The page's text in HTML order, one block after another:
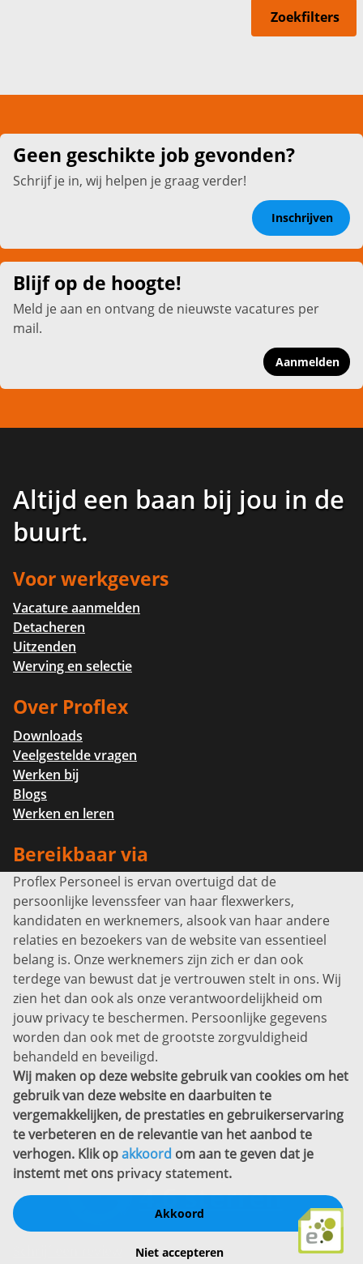
Zoekfilters
Geen geschikte job gevonden?
Schrijf je in, wij helpen je graag verder!
Inschrijven
Blijf op de hoogte!
Meld je aan en ontvang de nieuwste vacatures per
mail.
Aanmelden
Altijd een baan bij jou in de
buurt.
Voor werkgevers
Vacature aanmelden
Detacheren
Uitzenden
Werving en selectie
Over Proflex
Downloads
Veelgestelde vragen
Werken bij
Blogs
Werken en leren
Bereikbaar via
Info@proflexpersoneel.nl
Bel ons:+31 (0)85 0450040
Prins Willem-Alexanderlaan 301
7311 SW Apeldoorn
Disclaimer
Privacyverklaring
Sitemap
Copyright
Bekijk ook eens
Proflex Personeel is ervan overtuigd dat de
persoonlijke levenssfeer van haar flexwerkers,
kandidaten en werknemers, alsook van haar andere
relaties en bezoekers van de website van essentieel
belang is. Onze werknemers zijn zich er dan ook
terdege van bewust dat je vertrouwen stelt in ons. Wij
zien het dan ook als onze verantwoordelijkheid om
jouw privacy te beschermen. Persoonlijke gegevens
worden dan ook met de grootste zorgvuldigheid
behandeld en beveiligd.
Wij maken op deze website gebruik van cookies om het
gebruik van deze website en daarbuiten te
vergemakkelijken, de prestaties en gebruikerservaring
te verbeteren en de relevantie van het aanbod te
verhogen. Klik opakkoord om aan te geven dat je
instemt met ons privacy statement.
Akkoord
Niet accepteren